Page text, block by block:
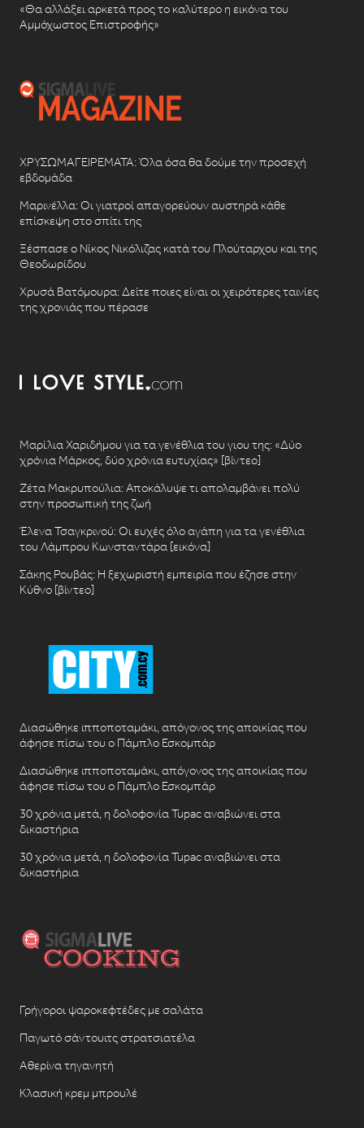
«Θα αλλάξει αρκετά προς το καλύτερο η εικόνα του
Αμμόχωστος Επιστροφής»
ΧΡΥΣΩΜΑΓΕΙΡΕΜΑΤΑ: Όλα όσα θα δούμε την προσεχή
εβδομάδα
Μαρινέλλα: Οι γιατροί απαγορεύουν αυστηρά κάθε
επίσκεψη στο σπίτι της
Ξέσπασε ο Νίκος Νικόλιζας κατά του Πλούταρχου και της
Θεοδωρίδου
Χρυσά Βατόμουρα: Δείτε ποιες είναι οι χειρότερες ταινίες
της χρονιάς που πέρασε
Μαρίλια Χαριδήμου για τα γενέθλια του γιου της: «Δύο
χρόνια Μάρκος, δύο χρόνια ευτυχίας» [βίντεο]
Ζέτα Μακρυπούλια: Αποκάλυψε τι απολαμβάνει πολύ
στην προσωπική της ζωή
Έλενα Τσαγκρινού: Οι ευχές όλο αγάπη για τα γενέθλια
του Λάμπρου Κωνσταντάρα [εικόνα]
Σάκης Ρουβάς: Η ξεχωριστή εμπειρία που έζησε στην
Κύθνο [βίντεο]
Διασώθηκε ιπποποταμάκι, απόγονος της αποικίας που
άφησε πίσω του ο Πάμπλο Εσκομπάρ
Διασώθηκε ιπποποταμάκι, απόγονος της αποικίας που
άφησε πίσω του ο Πάμπλο Εσκομπάρ
30 χρόνια μετά, η δολοφονία Tupac αναβιώνει στα
δικαστήρια
30 χρόνια μετά, η δολοφονία Tupac αναβιώνει στα
δικαστήρια
Γρήγοροι ψαροκεφτέδες με σαλάτα
Παγωτό σάντουιτς στρατσιατέλα
Αθερίνα τηγανητή
Κλασική κρεμ μπρουλέ